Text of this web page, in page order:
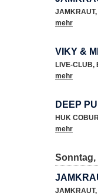
JAMKRAUT,
mehr
VIKY &
LIVE-CLUB,
mehr
DEEP
HUK
mehr
Sonntag,
JAMKRAUT,